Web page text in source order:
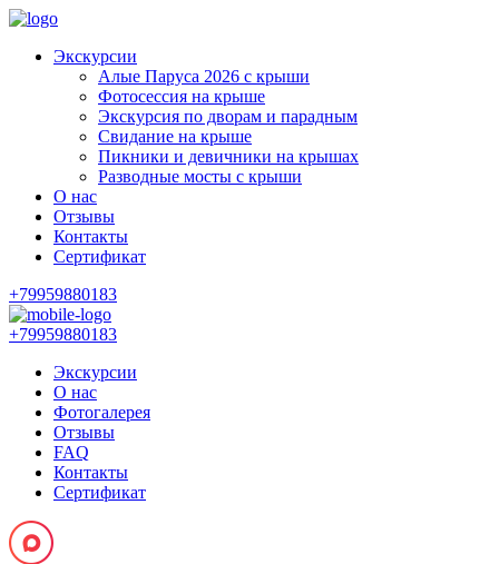
Экскурсии
Алые Паруса 2026 с крыши
Фотосессия на крыше
Экскурсия по дворам и парадным
Свидание на крыше
Пикники и девичники на крышах
Разводные мосты с крыши
О нас
Отзывы
Контакты
Сертификат
+79959880183
+79959880183
Экскурсии
О нас
Фотогалерея
Отзывы
FAQ
Контакты
Сертификат